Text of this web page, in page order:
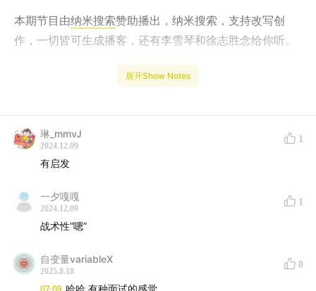
本期节目由纳米搜索赞助播出，纳米搜索，支持改写创
作，一切皆可生成播客，还有李雪琴和徐志胜念给你听。
欢迎查看嘉宾公司的产品介绍：OpenCord AI 产品介绍
Part 1: 个人背景与早期经历
01:46 个人背景：美国计算机本科，硅谷大厂工作经历
07:47 来到新加坡的转折点
展开Show Notes
琳_mmvJ
2024.12.09
1
有启发
一夕嘎嘎
2024.12.09
1
战术性“嗯”
自变量variableX
2025.8.18
0
07:09 哈哈 有种面试的感觉